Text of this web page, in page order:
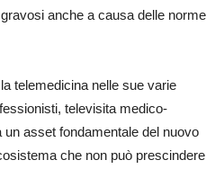
anche a causa delle norme
telemedicina nelle sue varie
televisita medico-
asset fondamentale del nuovo
che non può prescindere